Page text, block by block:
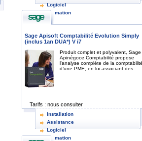
Logiciel
Formation
Sage Apisoft Comptabilité Evolution Simply
(inclus 1an DUA*) V i7
Produit complet et polyvalent, Sage
Apinégoce Comptabilité propose
l'analyse complète de la
d’une PME, en lui associant des
Tarifs : nous consulter
Installation
Assistance
Logiciel
Formation